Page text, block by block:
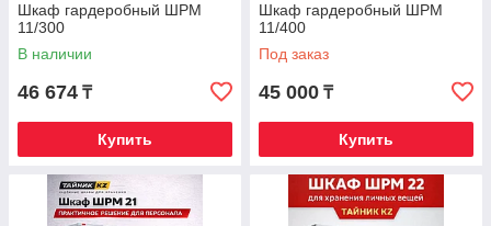
Шкаф гардеробный ШРМ
11/300
В наличии
46 674 ₸
Купить
Шкаф гардеробный ШРМ
11/400
Под заказ
45 000 ₸
Купить